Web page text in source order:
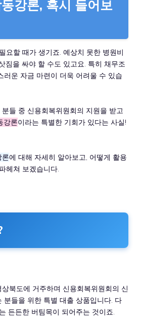
강론, 혹시 들어보
요할 때가 생기죠. 예상치 못한 병원비
짐을 싸야 할 수도 있고요. 특히 채무조
러운 자금 마련이 더욱 어려울 수 있습
들 중 신용회복위원회의 지원을 받고
강론이라는 특별한 기회가 있다는 사실!
론에 대해 자세히 알아보고, 어떻게 활용
헤쳐 보겠습니다.
상북도에 거주하며 신용회복위원회의 신
분들을 위한 특별 대출 상품입니다. 다
든든한 버팀목이 되어주는 것이죠.